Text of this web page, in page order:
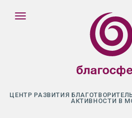
ЦЕНТР РАЗВИТИЯ
АКТИВНОСТИ В